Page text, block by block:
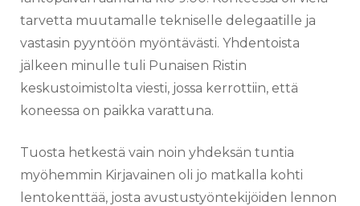
tarvetta muutamalle tekniselle delegaatille ja
vastasin pyyntöön myöntävästi. Yhdentoista
jälkeen minulle tuli Punaisen Ristin
keskustoimistolta viesti, jossa kerrottiin, että
koneessa on paikka varattuna.
Tuosta hetkestä vain noin yhdeksän tuntia
myöhemmin Kirjavainen oli jo matkalla kohti
lentokenttää, josta avustustyöntekijöiden lennon